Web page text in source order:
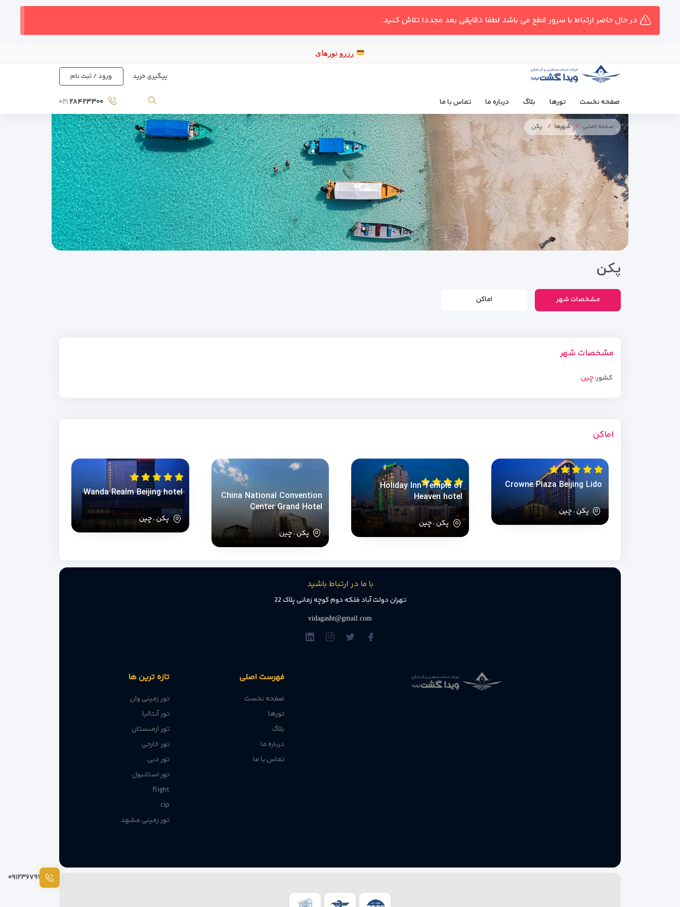
در حال حاضر ارتباط با سرور قطع می باشد لطفا دقایقی بعد مجددا تلاش کنید.
پیگیری خرید ورود / ثبت نام
صفحه نخست تورها بلاگ درباره ما تماس با ما ۲۸۴۲۳۳۰۰ ۰۲۱
صفحه اصلی شهرها پکن
پکن
مشخصات شهر اماکن
مشخصات شهر
کشور:چین
اماکن
Crowne Plaza Beijing Lido
پکن ، چین
Holiday Inn Temple of
Heaven hotel
پکن ، چین
China National Convention
Center Grand Hotel
پکن ، چین
Wanda Realm Beijing hotel
پکن ، چین
با ما در ارتباط باشید
تهران دولت آباد فلکه دوم کوچه زمانی پلاک 22
vidagasht@gmail.com
فهرست اصلی
صفحه نخست
تورها
بلاگ
درباره ما
تماس با ما
تازه ترین ها
تور زمینی وان
تور آنتالیا
تور ارمنستان
تور خارجی
تور دبی
تور استانبول
flight
cip
تور زمینی مشهد
۰۹۱۲۳۶۷۹۷۸۷